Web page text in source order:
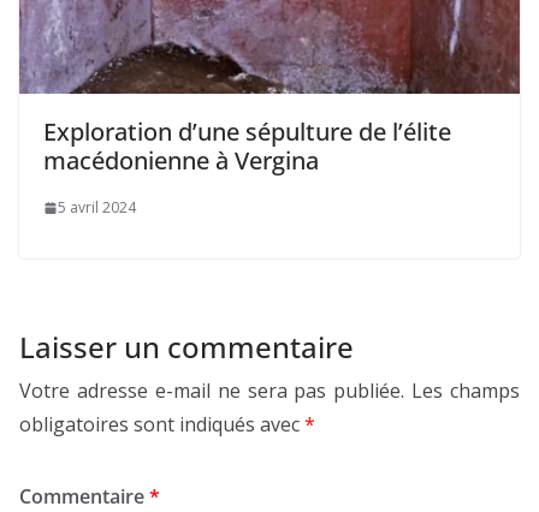
Exploration d’une sépulture de l’élite
macédonienne à Vergina
5 avril 2024
Laisser un commentaire
Votre adresse e-mail ne sera pas publiée. Les champs
obligatoires sont indiqués avec*
Commentaire*